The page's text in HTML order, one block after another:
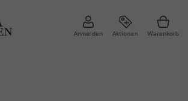
Anmelden Aktionen Warenkorb